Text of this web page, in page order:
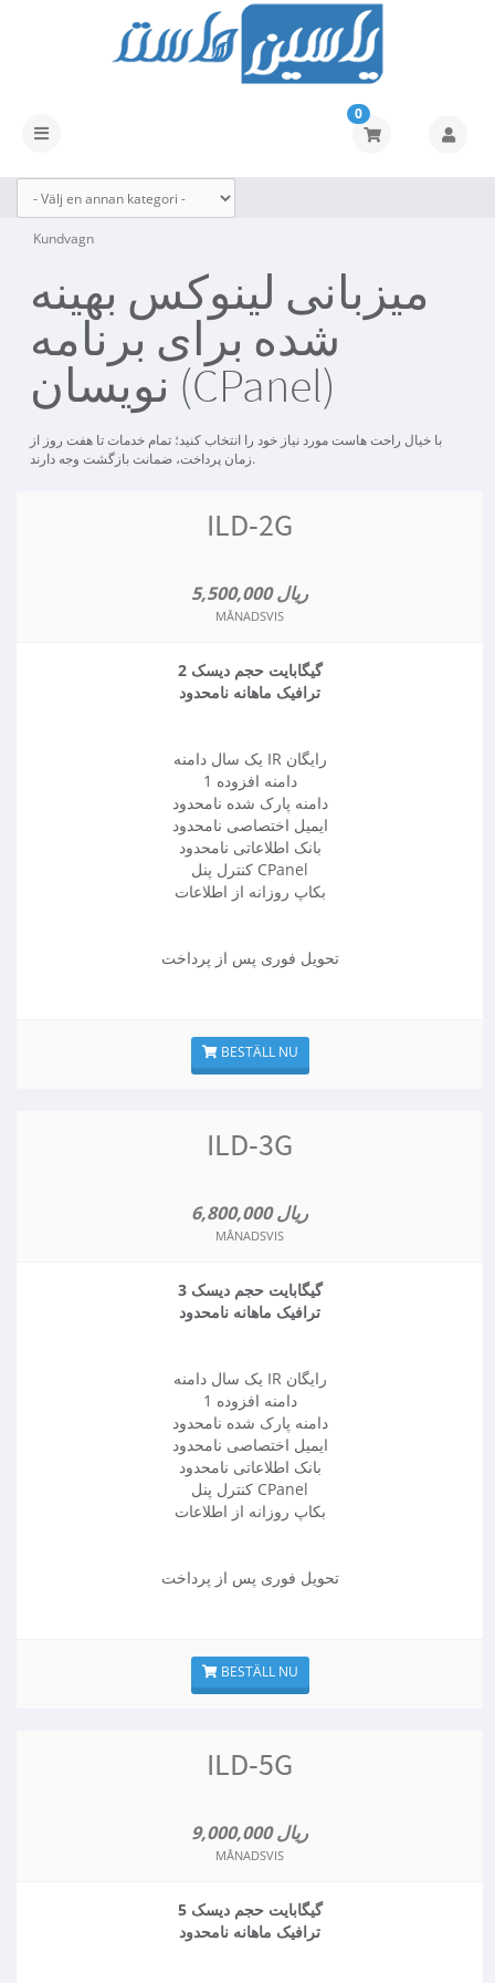
Växla
0
Kundvagn
میزبانی لینوکس بهینه
شده برای برنامه
نویسان (CPanel)
با خیال راحت هاست مورد نیاز خود را انتخاب کنید؛ تمام خدمات تا هفت روز از
زمان پرداخت، ضمانت بازگشت وجه دارند.
ILD-2G
5,500,000 ریال
MÅNADSVIS
2 گیگابایت حجم دیسک
ترافیک ماهانه نامحدود
یک سال دامنه IR رایگان
1 دامنه افزوده
دامنه پارک شده نامحدود
ایمیل اختصاصی نامحدود
بانک اطلاعاتی نامحدود
کنترل پنل CPanel
بکاپ روزانه از اطلاعات
تحویل فوری پس از پرداخت
BESTÄLL NU
ILD-3G
6,800,000 ریال
MÅNADSVIS
3 گیگابایت حجم دیسک
ترافیک ماهانه نامحدود
یک سال دامنه IR رایگان
1 دامنه افزوده
دامنه پارک شده نامحدود
ایمیل اختصاصی نامحدود
بانک اطلاعاتی نامحدود
کنترل پنل CPanel
بکاپ روزانه از اطلاعات
تحویل فوری پس از پرداخت
BESTÄLL NU
ILD-5G
9,000,000 ریال
MÅNADSVIS
5 گیگابایت حجم دیسک
ترافیک ماهانه نامحدود